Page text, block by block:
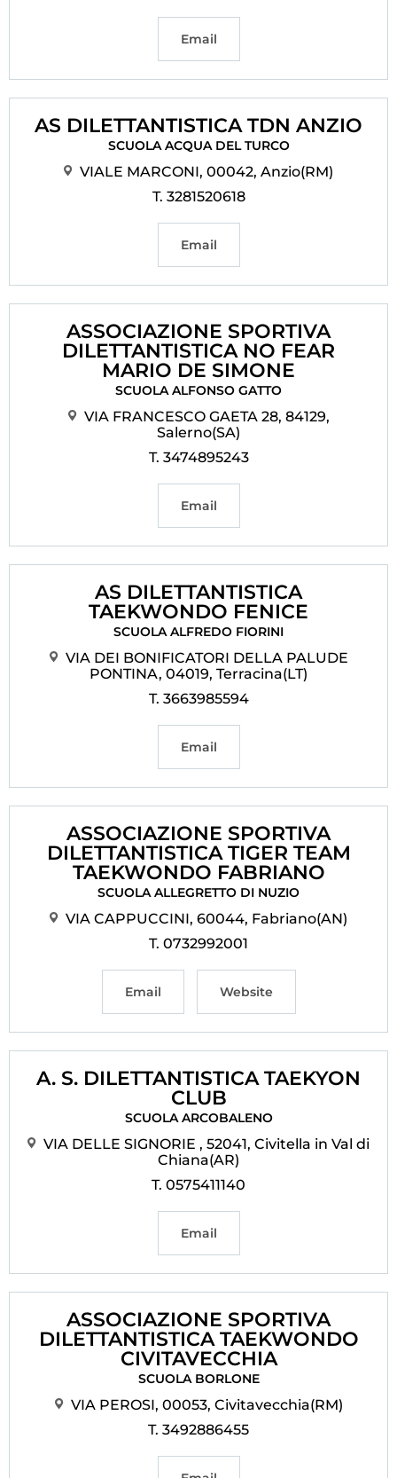
Email
AS DILETTANTISTICA TDN ANZIO
SCUOLA ACQUA DEL TURCO
VIALE MARCONI, 00042, Anzio(RM)
T. 3281520618
Email
ASSOCIAZIONE SPORTIVA
DILETTANTISTICA NO FEAR
MARIO DE SIMONE
SCUOLA ALFONSO GATTO
VIA FRANCESCO GAETA 28, 84129,
Salerno(SA)
T. 3474895243
Email
AS DILETTANTISTICA
TAEKWONDO FENICE
SCUOLA ALFREDO FIORINI
VIA DEI BONIFICATORI DELLA PALUDE
PONTINA, 04019, Terracina(LT)
T. 3663985594
Email
ASSOCIAZIONE SPORTIVA
DILETTANTISTICA TIGER TEAM
TAEKWONDO FABRIANO
SCUOLA ALLEGRETTO DI NUZIO
VIA CAPPUCCINI, 60044, Fabriano(AN)
T. 0732992001
Email Website
A. S. DILETTANTISTICA TAEKYON
CLUB
SCUOLA ARCOBALENO
VIA DELLE SIGNORIE , 52041, Civitella in Val di
Chiana(AR)
T. 0575411140
Email
ASSOCIAZIONE SPORTIVA
DILETTANTISTICA TAEKWONDO
CIVITAVECCHIA
SCUOLA BORLONE
VIA PEROSI, 00053, Civitavecchia(RM)
T. 3492886455